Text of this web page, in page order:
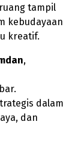
tampil
kebudayaan
kreatif.
,
dalam
dan